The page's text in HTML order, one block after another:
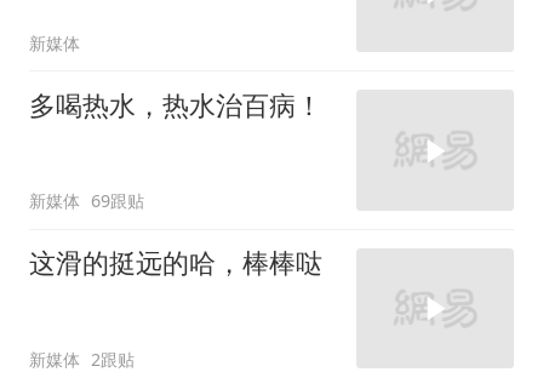
新媒体
多喝热水，热水治百病！
新媒体 69跟贴
这滑的挺远的哈，棒棒哒
新媒体 2跟贴